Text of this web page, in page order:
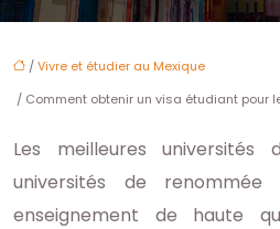
/Vivre et étudier au Mexique
/ Comment obtenir un visa étudiant pour
Les meilleures universités
universités de
enseignement de haute